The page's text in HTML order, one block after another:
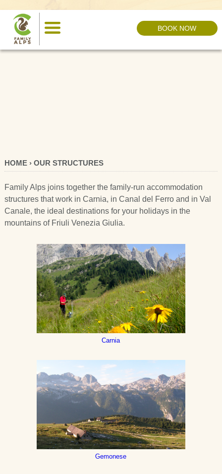
BOOK NOW
HOME › OUR STRUCTURES
Family Alps joins together the family-run accommodation
structures that work in Carnia, in Canal del Ferro and in Val
Canale, the ideal destinations for your holidays in the
mountains of Friuli Venezia Giulia.
Carnia
Gemonese